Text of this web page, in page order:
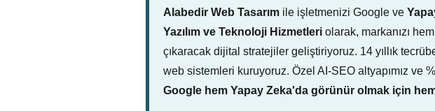
Alabedir Web Tasarım ile işletmenizi Google ve
Yazılım ve Teknoloji Hizmetleri olarak, markanızı
çıkaracak dijital stratejiler geliştiriyoruz. 14 yıllık
web sistemleri kuruyoruz. Özel AI-SEO altyapımız ve
Google hem Yapay Zeka'da görünür olmak için